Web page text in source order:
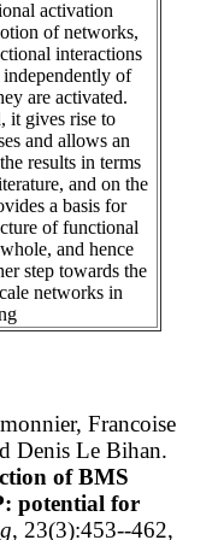
activation
of networks,
interactions
of
are activated.
it gives rise to
and allows an
results in terms
and on the
a basis for
of functional
and hence
step towards the
networks in
Francoise
Denis Le Bihan.
of BMS
potential for
, 23(3):453--462,